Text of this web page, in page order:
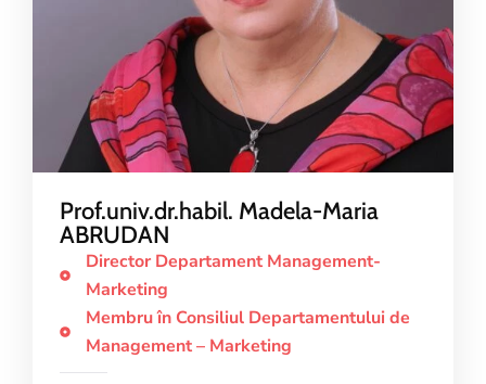
Prof.univ.dr.habil. Madela-Maria
ABRUDAN
Director Departament Management-
Marketing
Membru în Consiliul Departamentului de
Management – Marketing